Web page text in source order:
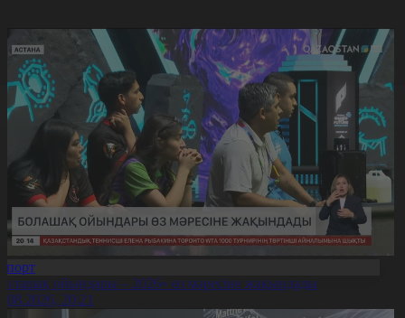
ойындары – 2026» өз мәресіне жақындады
20:21